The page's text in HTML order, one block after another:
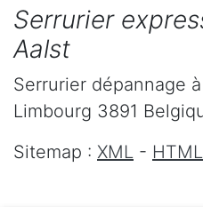
Serrurier
Aalst
Serrurier dépannage
Limbourg 3891
Sitemap : XML - HTML